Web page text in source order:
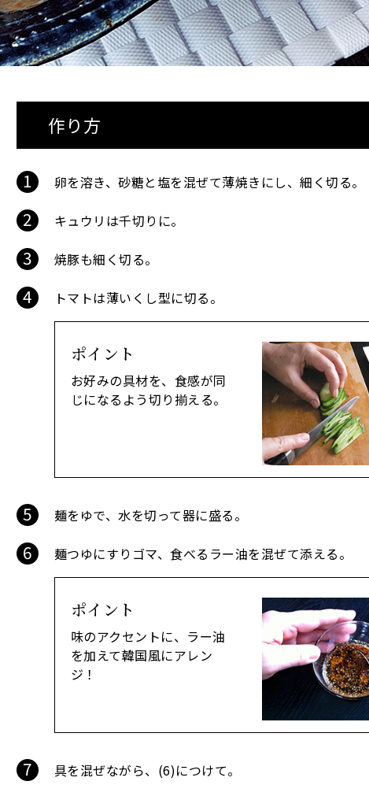
作り方
卵を溶き、砂糖と塩を混ぜて薄焼きにし、細く切る。
キュウリは千切りに。
焼豚も細く切る。
トマトは薄いくし型に切る。
ポイント
お好みの具材を、食感が同
じになるよう切り揃える。
麺をゆで、水を切って器に盛る。
麺つゆにすりゴマ、食べるラー油を混ぜて添える。
ポイント
味のアクセントに、ラー油
を加えて韓国風にアレン
ジ！
具を混ぜながら、(6)につけて。